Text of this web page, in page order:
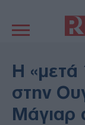
πλοήγηση
ΠΟΛΙΤΙΚΗ
ΟΙΚΟΝΟΜΙΑ
ΕΚΚΛΗΣΙΑ
ΔΙΕΘΝΗ
Η
στην
Μάγιαρ